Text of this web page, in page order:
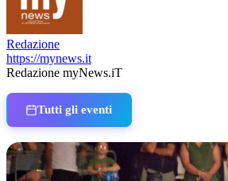
Redazione
https://mynews.it
Redazione myNews.iT
Tutti gli eventi